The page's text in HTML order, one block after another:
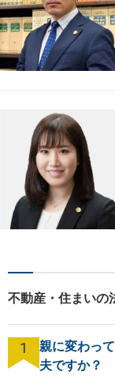
不動産・住まいの
1
親に変わっ
夫ですか？